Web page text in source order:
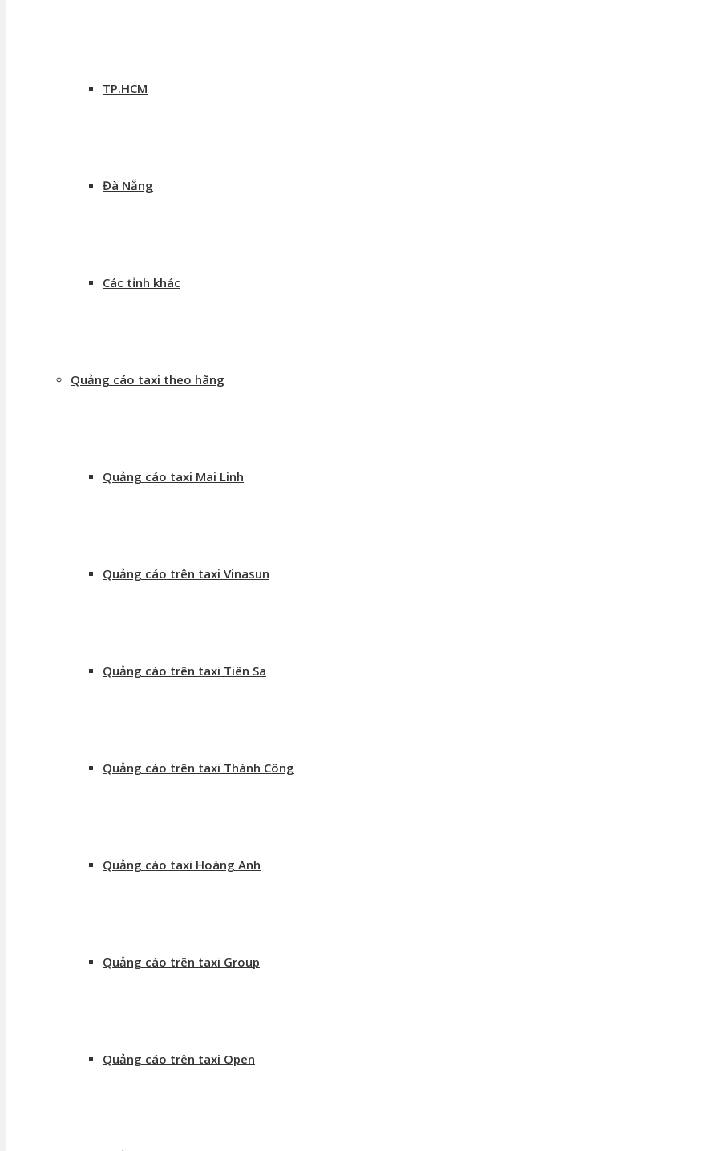
TP.HCM
Đà Nẵng
Các tỉnh khác
Quảng cáo taxi theo hãng
Quảng cáo taxi Mai Linh
Quảng cáo trên taxi Vinasun
Quảng cáo trên taxi Tiên Sa
Quảng cáo trên taxi Thành Công
Quảng cáo taxi Hoàng Anh
Quảng cáo trên taxi Group
Quảng cáo trên taxi Open